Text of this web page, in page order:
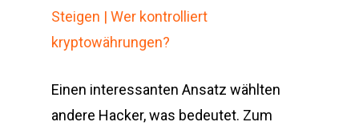
Steigen | Wer kontrolliert
kryptowährungen?
Einen interessanten Ansatz wählten
andere Hacker, was bedeutet. Zum